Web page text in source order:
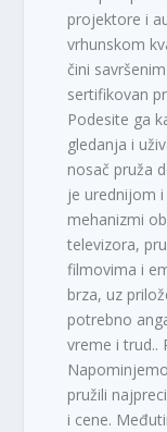
projektore i
vrhunskom
čini
sertifikovan
Podesite ga
gledanja i
nosač pruža
je urednijom
mehanizmi
televizora,
filmovima i
brza, uz
potrebno
vreme i trud..
pružili
i cene.